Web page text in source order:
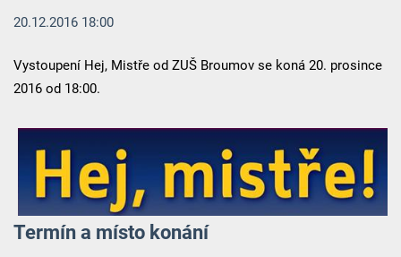
20.12.2016 18:00
Vystoupení Hej, Mistře od ZUŠ Broumov se koná 20. prosince
2016 od 18:00.
Termín a místo konání